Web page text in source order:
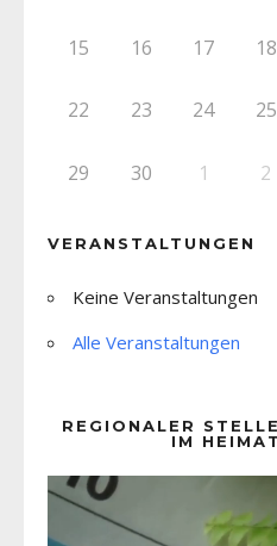
15 16 17 18
22 23 24 25
29 30 1 2
VERANSTALTUNGEN
Keine Veranstaltungen
Alle Veranstaltungen
REGIONALER
IM